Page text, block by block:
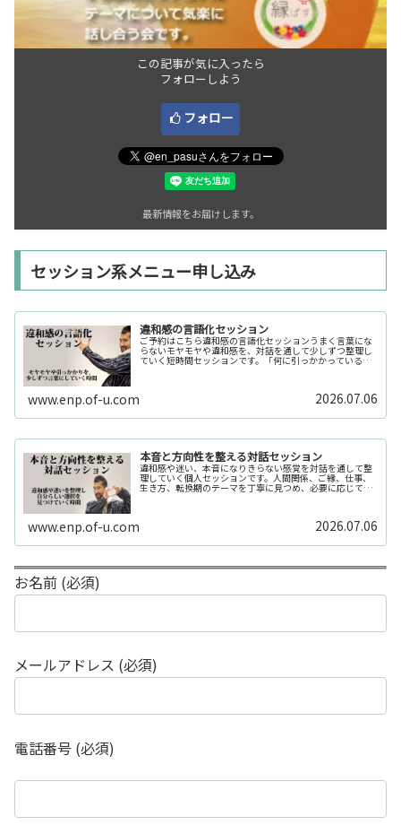
この記事が気に入ったら
フォローしよう
フォロー
最新情報をお届けします。
セッション系メニュー申し込み
違和感の言語化セッション
ご予約はこちら違和感の言語化セッションうまく言葉にな
らないモヤモヤや違和感を、対話を通して少しずつ整理し
ていく短時間セッションです。「何に引っかかっているの
www.enp.of-u.com 2026.07.06
本音と方向性を整える対話セッション
違和感や迷い、本音になりきらない感覚を対話を通して整
理していく個人セッションです。人間関係、ご縁、仕事、
生き方、転換期のテーマを丁寧に見つめ、必要に応じてカ
www.enp.of-u.com 2026.07.06
お名前 (必須)
メールアドレス (必須)
電話番号 (必須)